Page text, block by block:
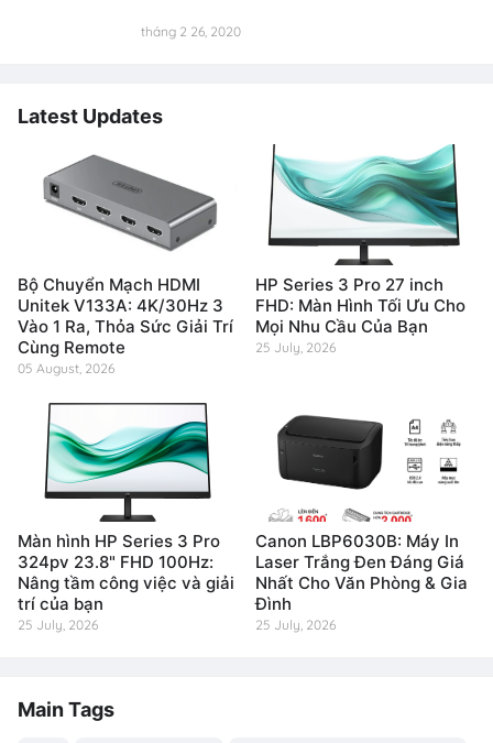
tháng 2 26, 2020
Latest Updates
Bộ Chuyển Mạch HDMI
Unitek V133A: 4K/30Hz 3
Vào 1 Ra, Thỏa Sức Giải Trí
Cùng Remote
05 August, 2026
HP Series 3 Pro 27 inch
FHD: Màn Hình Tối Ưu Cho
Mọi Nhu Cầu Của Bạn
25 July, 2026
Màn hình HP Series 3 Pro
324pv 23.8" FHD 100Hz:
Nâng tầm công việc và giải
trí của bạn
25 July, 2026
Canon LBP6030B: Máy In
Laser Trắng Đen Đáng Giá
Nhất Cho Văn Phòng & Gia
Đình
25 July, 2026
Main Tags